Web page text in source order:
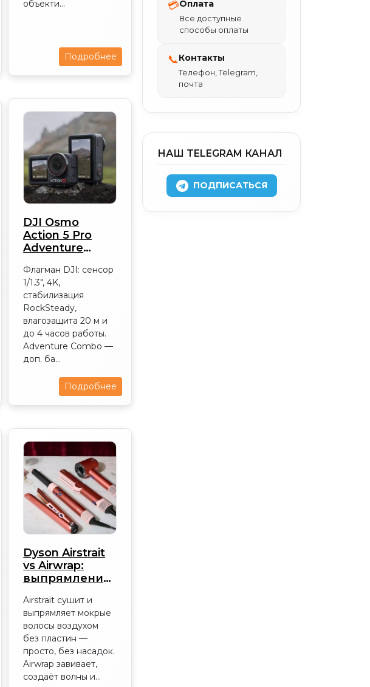
объекти...
Подробнее
DJI Osmo
Action 5 Pro
Adventure
2026
Флагман DJI: сенсор
1/1.3″, 4K,
стабилизация
RockSteady,
влагозащита 20 м и
до 4 часов работы.
Adventure Combo —
доп. ба...
Подробнее
Dyson Airstrait
vs Airwrap:
выпрямление
Airstrait сушит и
выпрямляет мокрые
волосы воздухом
без пластин —
просто, без насадок.
Airwrap завивает,
создаёт волны и...
💳Оплата
Все доступные
способы оплаты
📞Контакты
Телефон, Telegram,
почта
НАШ TELEGRAM КАНАЛ
ПОДПИСАТЬСЯ